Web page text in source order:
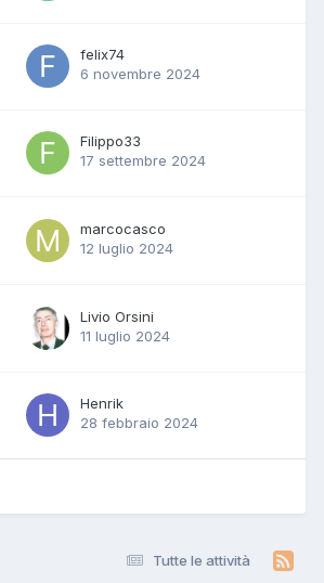
felix74
6 novembre 2024
Filippo33
17 settembre 2024
marcocasco
12 luglio 2024
Livio Orsini
11 luglio 2024
Henrik
28 febbraio 2024
Tutte le attività